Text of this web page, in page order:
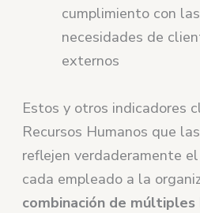
cumplimiento con
necesidades de
externos
Estos y otros indicadores
Recursos Humanos que
reflejen verdaderamente
cada empleado a la
combinación de múltiples